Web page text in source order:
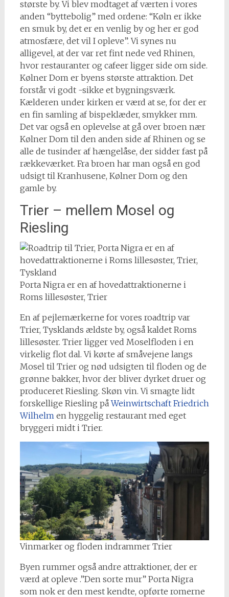
største by. Vi blev modtaget af værten i vores
anden “byttebolig” med ordene: “Køln er ikke
en smuk by, det er en venlig by og her er god
atmosfære, det vil I opleve”. Vi synes nu
alligevel, at der var ret fint nede ved Rhinen,
hvor restauranter og cafeer ligger side om side.
Kølner Dom er byens største attraktion. Det
forstår vi godt -sikke et bygningsværk.
Kælderen under kirken er værd at se, for der er
en fin samling af bispeklæder, smykker mm.
Det var også en oplevelse at gå over broen nær
Kølner Dom til den anden side af Rhinen og se
alle de tusinder af hængelåse, der sidder fast på
rækkeværket. Fra broen har man også en god
udsigt til Kranhusene, Kølner Dom og den
gamle by.
Trier – mellem Mosel og
Riesling
Porta Nigra er en af hovedattraktionerne i
Roms lillesøster, Trier
En af pejlemærkerne for vores roadtrip var
Trier, Tysklands ældste by, også kaldet Roms
lillesøster. Trier ligger ved Moselfloden i en
virkelig flot dal. Vi kørte af småvejene langs
Mosel til Trier og nød udsigten til floden og de
grønne bakker, hvor der bliver dyrket druer og
produceret Riesling. Skøn vin. Vi smagte lidt
forskellige Riesling påWeinwirtschaft Friedrich
Wilhelmen hyggelig restaurant med eget
bryggeri midt i Trier.
Vinmarker og floden indrammer Trier
Byen rummer også andre attraktioner, der er
værd at opleve .”Den sorte mur” Porta Nigra
som nok er den mest kendte, opførte romerne